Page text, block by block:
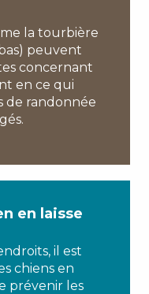
la tourbière
peuvent
concernant
en ce qui
de randonnée
en laisse
il est
chiens en
prévenir les